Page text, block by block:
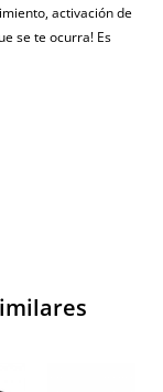
activación de
se te ocurra! Es